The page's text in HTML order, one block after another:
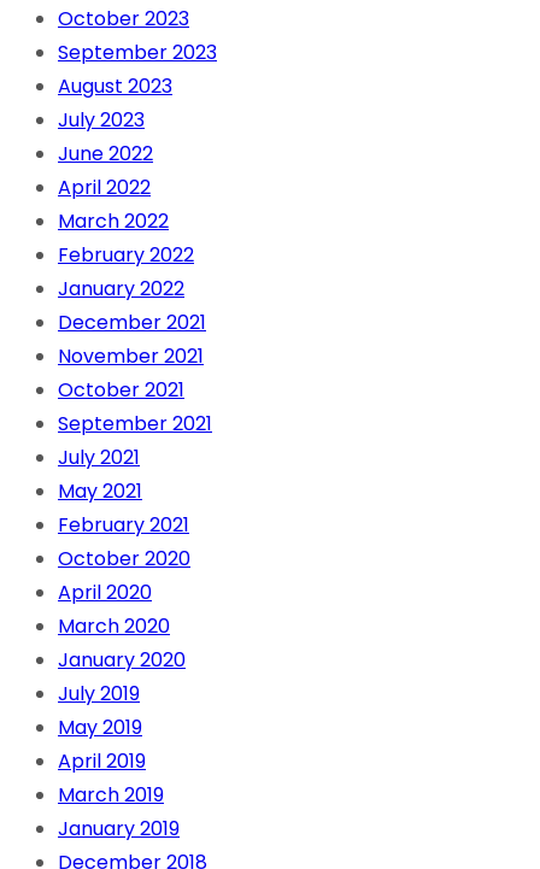
October 2023
September 2023
August 2023
July 2023
June 2022
April 2022
March 2022
February 2022
January 2022
December 2021
November 2021
October 2021
September 2021
July 2021
May 2021
February 2021
October 2020
April 2020
March 2020
January 2020
July 2019
May 2019
April 2019
March 2019
January 2019
December 2018